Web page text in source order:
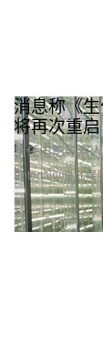
Entertainment 娱
消息称《
将再次重启
新任电影导演